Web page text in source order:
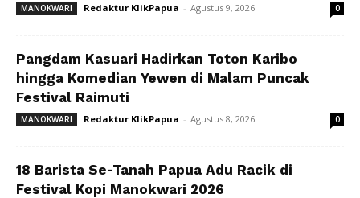
MANOKWARI Redaktur KlikPapua - Agustus 9, 2026 0
Pangdam Kasuari Hadirkan Toton Karibo
hingga Komedian Yewen di Malam Puncak
Festival Raimuti
MANOKWARI Redaktur KlikPapua - Agustus 8, 2026 0
18 Barista Se-Tanah Papua Adu Racik di
Festival Kopi Manokwari 2026